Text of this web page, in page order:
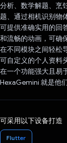
分析、数学解题、烹
题、通过相机识别物
可提供准确实用的回
和流畅的动画，可确
在不同模块之间轻松
可自定义的个人资料
在一个功能强大且易
HexaGemini 就是他
可采用以下设备打造
Flutter